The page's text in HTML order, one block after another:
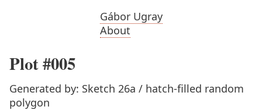
Gábor Ugray
About
Plot #005
Generated by: Sketch 26a / hatch-filled random
polygon